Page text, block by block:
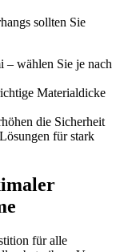
sollten Sie
wählen Sie je nach
Materialdicke
die Sicherheit
für stark
für alle